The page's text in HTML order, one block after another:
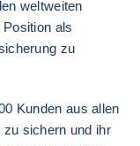
weltweiten
als
zu
Kunden aus allen
zu sichern und ihr